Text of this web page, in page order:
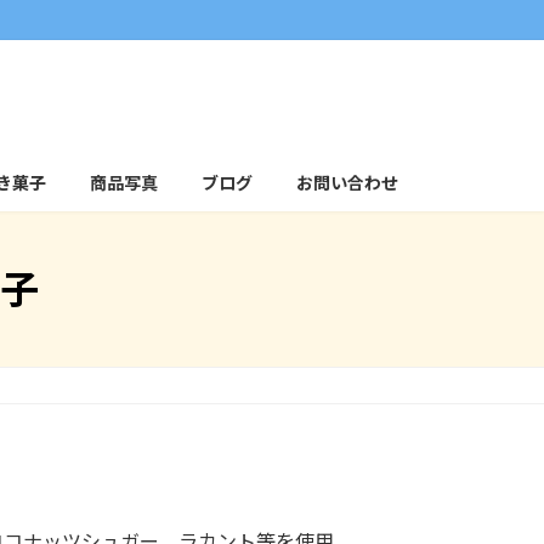
菓子 商品写真 ブログ お問い合わせ